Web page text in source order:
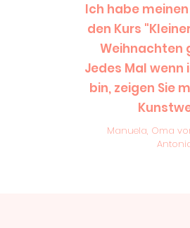
Ich habe
den Kurs
Weihnachten
Jedes Mal wenn
bin, zeigen Sie
Manuela, Oma